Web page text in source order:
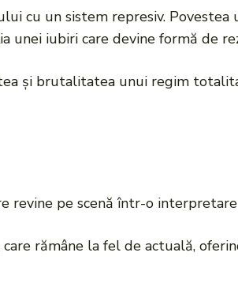
cu un sistem represiv.
unei iubiri care devine formă de
și brutalitatea unui regim
revine pe scenă într-o
rămâne la fel de actuală,